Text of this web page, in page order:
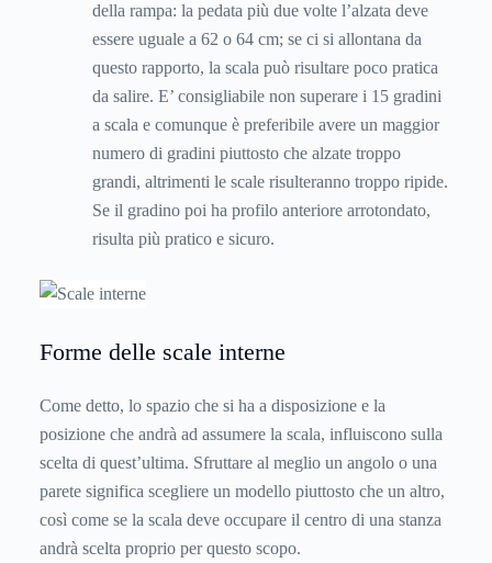
della rampa: la pedata più due volte l’alzata deve
essere uguale a 62 o 64 cm; se ci si allontana da
questo rapporto, la scala può risultare poco pratica
da salire. E’ consigliabile non superare i 15 gradini
a scala e comunque è preferibile avere un maggior
numero di gradini piuttosto che alzate troppo
grandi, altrimenti le scale risulteranno troppo ripide.
Se il gradino poi ha profilo anteriore arrotondato,
risulta più pratico e sicuro.
Forme delle scale interne
Come detto, lo spazio che si ha a disposizione e la
posizione che andrà ad assumere la scala, influiscono sulla
scelta di quest’ultima. Sfruttare al meglio un angolo o una
parete significa scegliere un modello piuttosto che un altro,
così come se la scala deve occupare il centro di una stanza
andrà scelta proprio per questo scopo.